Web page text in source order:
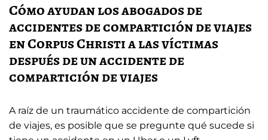
Cómo ayudan los abogados de
accidentes de compartición de viajes
en Corpus Christi a las víctimas
después de un accidente de
compartición de viajes
A raíz de un traumático accidente de compartición
de viajes, es posible que se pregunte qué sucede si